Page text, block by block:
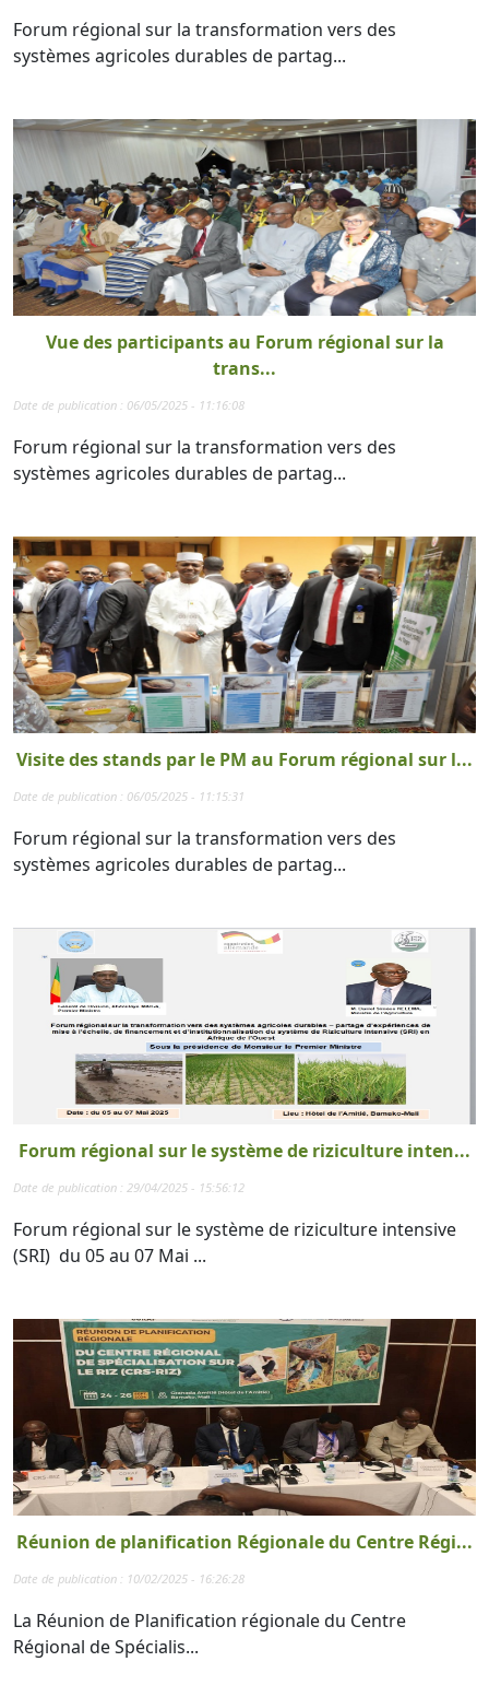
Forum régional sur la transformation vers des
systèmes agricoles durables de partag...
Vue des participants au Forum régional sur la
trans...
Date de publication : 06/05/2025 - 11:16:08
Forum régional sur la transformation vers des
systèmes agricoles durables de partag...
Visite des stands par le PM au Forum régional sur l...
Date de publication : 06/05/2025 - 11:15:31
Forum régional sur la transformation vers des
systèmes agricoles durables de partag...
Forum régional sur le système de riziculture inten...
Date de publication : 29/04/2025 - 15:56:12
Forum régional sur le système de riziculture intensive
(SRI) du 05 au 07 Mai ...
Réunion de planification Régionale du Centre Régi...
Date de publication : 10/02/2025 - 16:26:28
La Réunion de Planification régionale du Centre
Régional de Spécialis...